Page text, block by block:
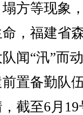
方等现象
，福建省
闻“汛”而
置备勤队
截至6月19